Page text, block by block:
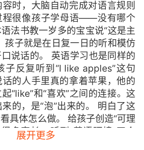
时，大脑自动完成对语言规则
程很像孩子学母语——没有哪个
法书教一岁多的宝宝说“这是主
孩子就是在日复一日的听和模仿
说话的。 英语学习也是同样的
子反复听到“I like apples”这句
的人手里真的拿着苹果，他的
“like”和“喜欢”之间的连接。这
的，是“泡”出来的。 明白了这
具体怎么做。 给孩子创造“可理
多家长一听到“英语环境”四个
孩子送到国外才行。其实完全不
展开更多